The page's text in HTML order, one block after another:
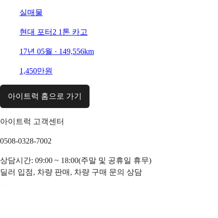
실매물
현대 포터2 1톤 카고
17년 05월 · 149,556km
1,450만원
아이트럭 홈으로 가기
아이트럭 고객센터
0508-0328-7002
상담시간: 09:00 ~ 18:00(주말 및 공휴일 휴무)
딜러 입점, 차량 판매, 차량 구매 문의 상담